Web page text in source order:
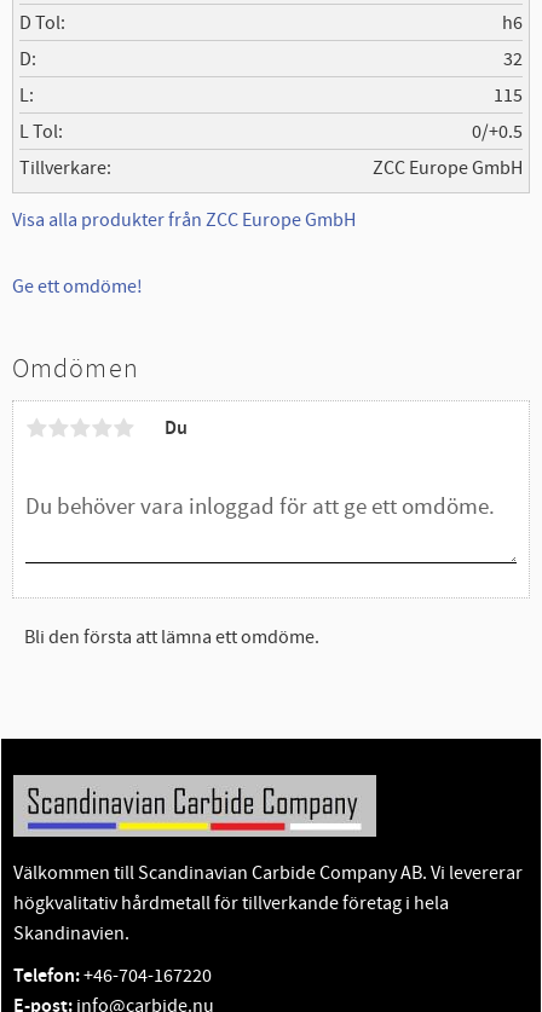
D Tol
h6
D
32
L
115
L Tol
0/+0.5
Tillverkare
ZCC Europe GmbH
Visa alla produkter från ZCC Europe GmbH
Ge ett omdöme!
Omdömen
Du
Bli den första att lämna ett omdöme.
Välkommen till Scandinavian Carbide Company AB. Vi levererar
högkvalitativ hårdmetall för tillverkande företag i hela
Skandinavien.
Telefon:+46-704-167220
E-post: info@carbide.nu